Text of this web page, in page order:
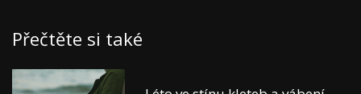
Přečtěte si také